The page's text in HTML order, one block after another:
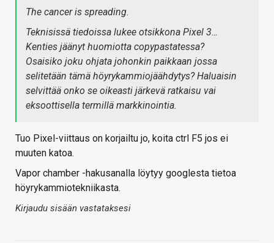
The cancer is spreading.
Teknisissä tiedoissa lukee otsikkona Pixel 3…
Kenties jäänyt huomiotta copypastatessa?
Osaisiko joku ohjata johonkin paikkaan jossa
selitetään tämä höyrykammiojäähdytys? Haluaisin
selvittää onko se oikeasti järkevä ratkaisu vai
eksoottisella termillä markkinointia.
Tuo Pixel-viittaus on korjailtu jo, koita ctrl F5 jos ei
muuten katoa.
Vapor chamber -hakusanalla löytyy googlesta tietoa
höyrykammiotekniikasta.
Kirjaudu sisään vastataksesi